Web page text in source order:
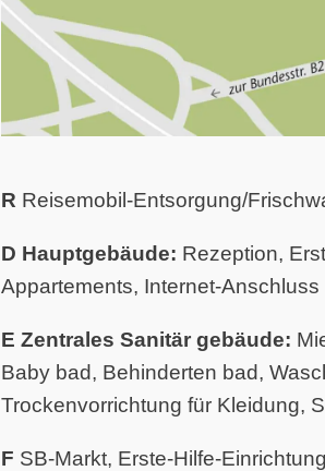
R Reisemobil-Entsorgung/
D Hauptgebäude: Rezeption,
Appartements, Internet-Anschluss
E Zentrales Sanitär gebäude:
Baby bad, Behinderten bad,
Trockenvorrichtung für Kleidung,
F SB-Markt, Erste-Hilfe-Einrichtung